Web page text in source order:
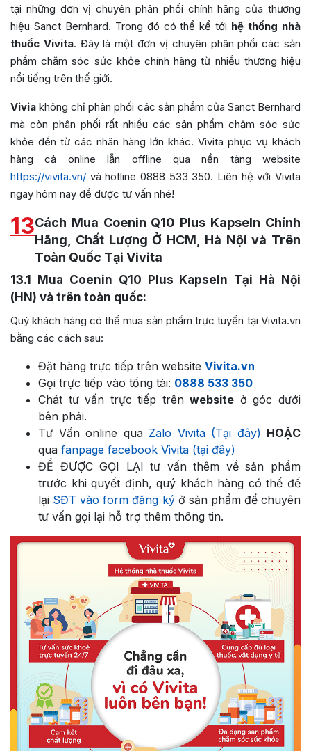
tại những đơn vị chuyên phân phối chính hãng của thương
hiệu Sanct Bernhard. Trong đó có thể kể tới hệ thống nhà
thuốc Vivita. Đây là một đơn vị chuyên phân phối các sản
phẩm chăm sóc sức khỏe chính hãng từ nhiều thương hiệu
nổi tiếng trên thế giới.
Viviakhông chỉ phân phối các sản phẩm của Sanct Bernhard
mà còn phân phối rất nhiều các sản phẩm chăm sóc sức
khỏe đến từ các nhãn hàng lớn khác. Vivita phục vụ khách
hàng cả online lẫn offline qua nền tảng website
https://vivita.vn/ và hotline 0888 533 350. Liên hệ với Vivita
ngay hôm nay để được tư vấn nhé!
13Cách Mua Coenin Q10 Plus Kapseln Chính
Hãng, Chất Lượng Ở HCM, Hà Nội và Trên
Toàn Quốc Tại Vivita
13.1
Mua Coenin Q10 Plus Kapseln Tại Hà Nội
(HN) và trên toàn quốc:
Quý khách hàng có thể mua sản phẩm trực tuyến tại Vivita.vn
bằng các cách sau:
Đặt hàng trực tiếp trên website Vivita.vn
Gọi trực tiếp vào tổng tài: 0888 533 350
Chát tư vấn trực tiếp trênwebsite ở góc dưới
bên phải.
Tư Vấn online quaZalo Vivita (Tại đây) HOẶC
qua fanpage facebook Vivita (tại đây)
ĐỂ ĐƯỢC GỌI LẠI tư vấn thêm về sản phẩm
trước khi quyết định, quý khách hàng có thể để
lại SĐT vào form đăng kýở sản phẩm để chuyên
tư vấn gọi lại hỗ trợ thêm thông tin.